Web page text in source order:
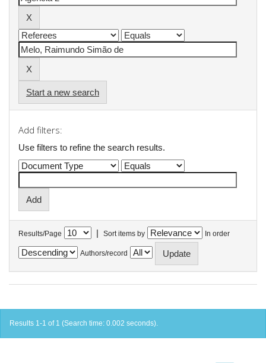
Start a new search
Add filters:
Use filters to refine the search results.
Results/Page | Sort items by In order
Authors/record
Results 1-1 of 1 (Search time: 0.002 seconds).